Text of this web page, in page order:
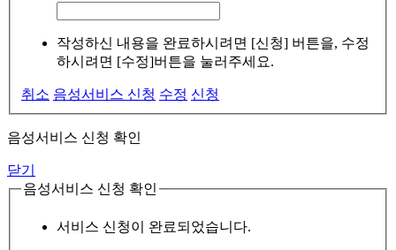
작성하신 내용을 완료하시려면 [신청] 버튼을, 수정
하시려면 [수정]버튼을 눌러주세요.
취소 음성서비스 신청 수정 신청
음성서비스 신청 확인
닫기
음성서비스 신청 확인
서비스 신청이 완료되었습니다.